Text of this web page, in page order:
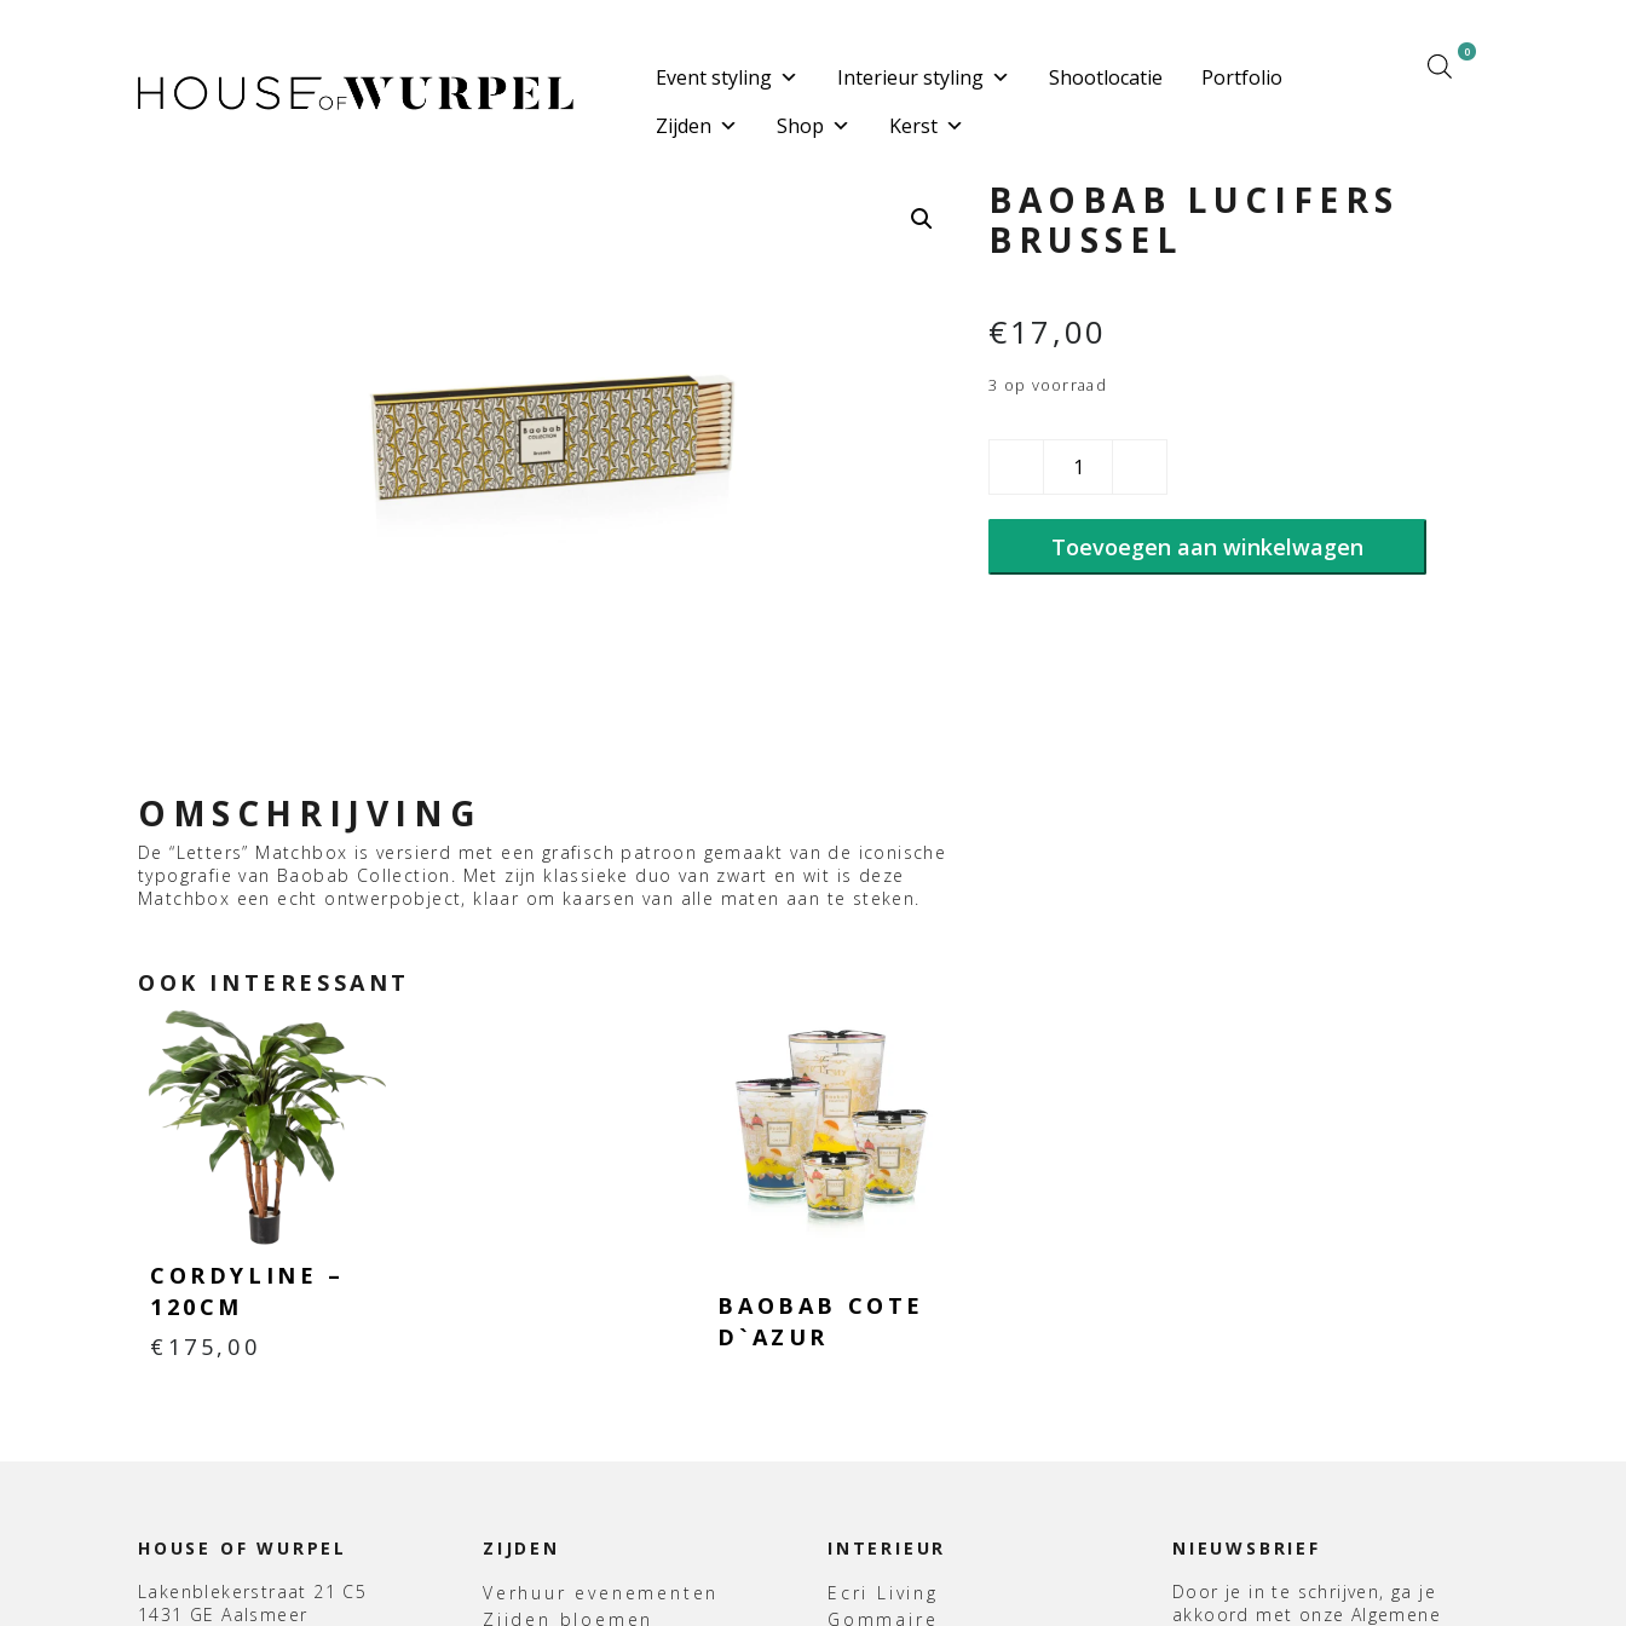
Event styling Interieur styling Shootlocatie
Portfolio
Zijden
Shop Kerst
0
BAOBAB LUCIFERS
BRUSSEL
€17,00
3 op voorraad
Toevoegen aan winkelwagen
OMSCHRIJVING
De “Letters” Matchbox is versierd met een grafisch patroon gemaakt van de iconische
typografie van Baobab Collection. Met zijn klassieke duo van zwart en wit is deze
Matchbox een echt ontwerpobject, klaar om kaarsen van alle maten aan te steken.
OOK INTERESSANT
CORDYLINE –
120CM
€ 175,00
BAOBAB COTE
D`AZUR
HOUSE OF WURPEL
Lakenblekerstraat 21 C5
1431 GE Aalsmeer
ZIJDEN
Verhuur evenementen
Zijden bloemen
INTERIEUR
Ecri Living
Gommaire
NIEUWSBRIEF
Door je in te schrijven, ga je
akkoord met onze Algemene